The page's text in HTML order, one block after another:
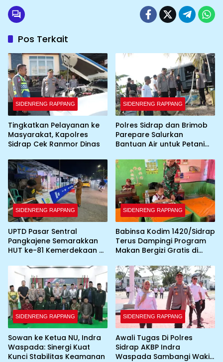
Pos Terkait
SIDENRENG RAPPANG
Tingkatkan Pelayanan ke
Masyarakat, Kapolres
Sidrap Cek Ranmor Dinas
SIDENRENG RAPPANG
Polres Sidrap dan Brimob
Parepare Salurkan
Bantuan Air untuk Petani
SIDENRENG RAPPANG
UPTD Pasar Sentral
Pangkajene Semarakkan
HUT ke-81 Kemerdekaan RI
Umbul-Umbul dan
Dekorasi Merah Putih
SIDENRENG RAPPANG
Babinsa Kodim 1420/Sidrap
Terus Dampingi Program
Makan Bergizi Gratis di
SIDENRENG RAPPANG
Sowan ke Ketua NU, Indra
Waspada: Sinergi Kuat
Kunci Stabilitas Keamanan
SIDENRENG RAPPANG
Awali Tugas Di Polres
Sidrap AKBP Indra
Waspada Sambangi Wakil